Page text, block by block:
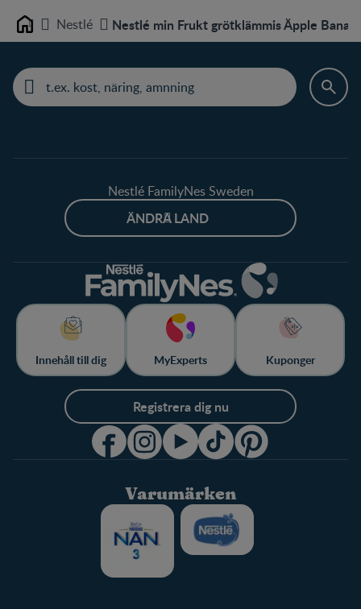
Home Nestlé Nestlé min Frukt grötklämmis Äpple
Nestlé FamilyNes Sweden
ÄNDRA LAND
Innehåll till dig MyExperts Kuponger
Registrera dig nu
Varumärken